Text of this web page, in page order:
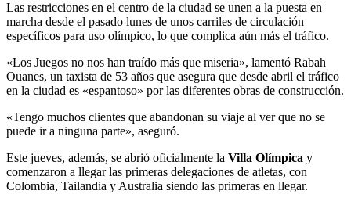
Las restricciones en el centro de la ciudad se unen a la puesta en
marcha desde el pasado lunes de unos carriles de circulación
específicos para uso olímpico, lo que complica aún más el tráfico.
«Los Juegos no nos han traído más que miseria», lamentó Rabah
Ouanes, un taxista de 53 años que asegura que desde abril el tráfico
en la ciudad es «espantoso» por las diferentes obras de construcción.
«Tengo muchos clientes que abandonan su viaje al ver que no se
puede ir a ninguna parte», aseguró.
Este jueves, además, se abrió oficialmente la Villa Olímpica y
comenzaron a llegar las primeras delegaciones de atletas, con
Colombia, Tailandia y Australia siendo las primeras en llegar.